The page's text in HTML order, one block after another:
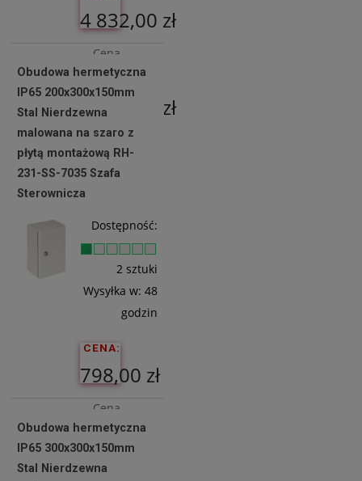
4 832,00 zł
Cena
netto:
3 928,46 zł
Koszyka
Obudowa hermetyczna
IP65 200x300x150mm
Stal Nierdzewna
malowana na szaro z
płytą montażową RH-
231-SS-7035 Szafa
Sterownicza
Dostępność:
2 sztuki
Wysyłka w: 48
godzin
CENA:
798,00 zł
Cena
netto:
648,78 zł
Obudowa hermetyczna
IP65 300x300x150mm
Stal Nierdzewna